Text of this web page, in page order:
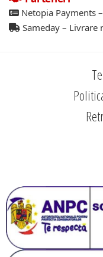
Netopia Payments
Sameday – Livrare